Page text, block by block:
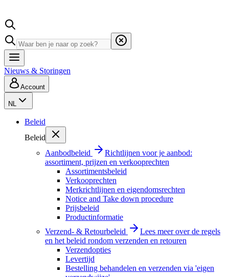
Nieuws & Storingen
Account
NL
Beleid
Beleid
Aanbodbeleid
Richtlijnen voor je aanbod:
assortiment, prijzen en verkooprechten
Assortimentsbeleid
Verkooprechten
Merkrichtlijnen en eigendomsrechten
Notice and Take down procedure
Prijsbeleid
Productinformatie
Verzend- & Retourbeleid
Lees meer over de regels
en het beleid rondom verzenden en retouren
Verzendopties
Levertijd
Bestelling behandelen en verzenden via 'eigen